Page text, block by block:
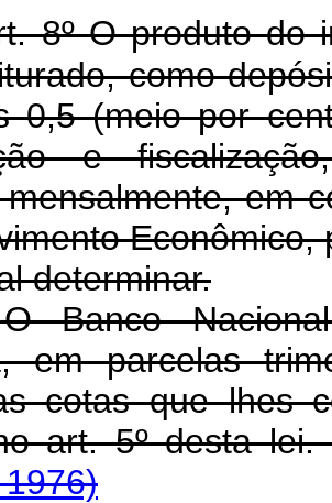
8º O produto do
como
0,5 (meio por
e
em
determinar.
Banco Nacional
em parcelas
cotas que lhes
no art. 5º